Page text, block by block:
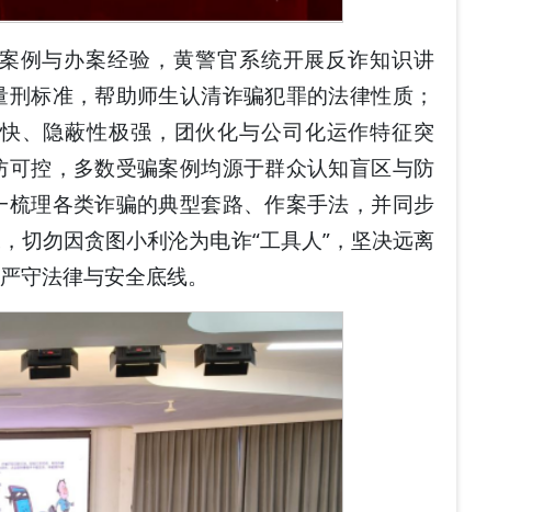
例与办案经验，黄警官系统开展反诈知识讲
标准，帮助师生认清诈骗犯罪的法律性质；
、隐蔽性极强，团伙化与公司化运作特征突
控，多数受骗案例均源于群众认知盲区与防
理各类诈骗的典型套路、作案手法，并同步
切勿因贪图小利沦为电诈“工具人”，坚决远离
守法律与安全底线。